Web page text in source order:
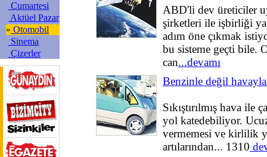
Cumartesi
Aktüel Pazar
» Otomobil
Sinema
Çizerler
ABD'li dev üreticiler
şirketleri ile işbirliği
adım öne çıkmak
bu sisteme geçti bile.
can...devamı
Benzinle değil
Sıkıştırılmış hava
yol katedebiliyor.
vermemesi ve kirlilik
artılarından... 1310